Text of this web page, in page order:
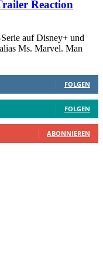
Reaction
auf Disney+ und
Ms. Marvel. Man
FOLGEN
FOLGEN
ABONNIEREN